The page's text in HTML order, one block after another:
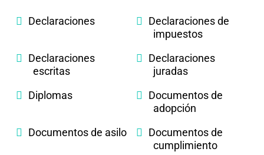
Declaraciones
Declaraciones de
impuestos
Declaraciones
escritas
Declaraciones
juradas
Diplomas
Documentos de
adopción
Documentos de asilo
Documentos de
cumplimiento